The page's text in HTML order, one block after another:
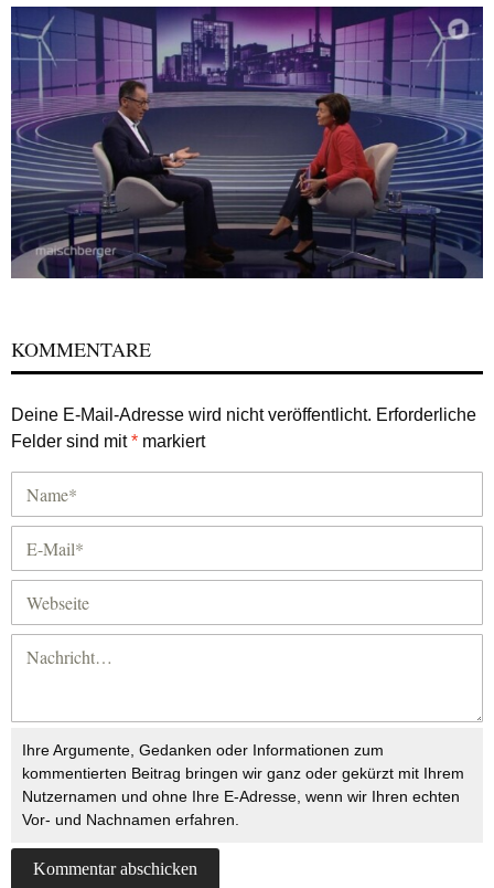
KOMMENTARE
Deine E-Mail-Adresse wird nicht veröffentlicht. Erforderliche
Felder sind mit* markiert
Ihre Argumente, Gedanken oder Informationen zum
kommentierten Beitrag bringen wir ganz oder gekürzt mit Ihrem
Nutzernamen und ohne Ihre E-Adresse, wenn wir Ihren echten
Vor- und Nachnamen erfahren.